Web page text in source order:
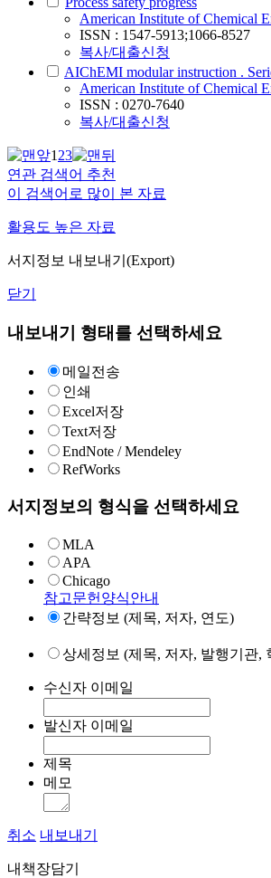
American Institute of Chemical
ISSN : 1547-5913;1066-8527
복사/대출신청
AIChEMI modular instruction .
American Institute of Chemical
ISSN : 0270-7640
복사/대출신청
123
연관 검색어 추천
이 검색어로 많이 본 자료
활용도 높은 자료
서지정보 내보내기(Export)
닫기
내보내기 형태를 선택하세요
메일전송
인쇄
Excel저장
Text저장
EndNote / Mendeley
RefWorks
서지정보의 형식을 선택하세요
MLA
APA
Chicago
참고문헌양식안내
간략정보 (제목, 저자, 연도)
상세정보 (제목, 저자, 발행기관,
수신자 이메일
발신자 이메일
제목
메모
취소 내보내기
내책장담기